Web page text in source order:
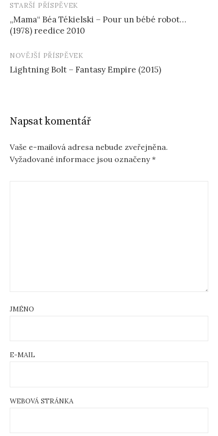
Navigace
příspěvku
STARŠÍ PŘÍSPĚVEK
„Mama“ Béa Tékielski – Pour un bébé robot…
(1978) reedice 2010
NOVĚJŠÍ PŘÍSPĚVEK
Lightning Bolt – Fantasy Empire (2015)
Napsat komentář
Vaše e-mailová adresa nebude zveřejněna.
Vyžadované informace jsou označeny*
JMÉNO
E-MAIL
WEBOVÁ STRÁNKA